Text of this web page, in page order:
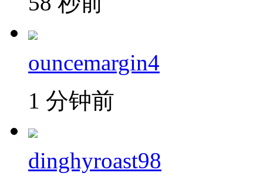
ouncemargin4
1 分钟前
dinghyroast98